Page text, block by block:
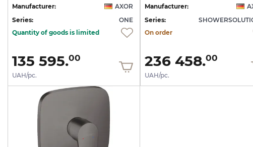
Manufacturer:
AXOR
Series:
ONE
Quantity of goods is limited
135 595.00
UAH/pc.
Manufacturer:
Series:
On order
236 458.00
UAH/pc.